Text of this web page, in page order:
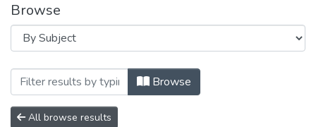
Browse
Browsing Escuelas de Posgrados by
Browse
All browse results